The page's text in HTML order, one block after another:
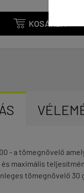
- a tömegnövelő
maximális
tömegnövelő